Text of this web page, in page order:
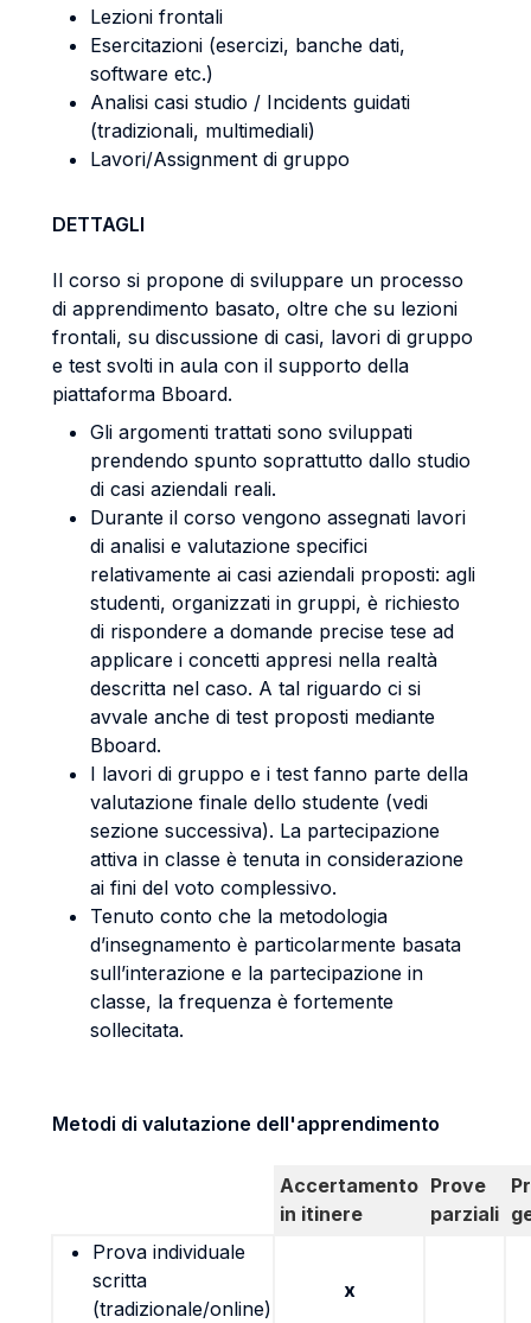
Lezioni frontali
Esercitazioni (esercizi, banche dati,
software etc.)
Analisi casi studio / Incidents guidati
(tradizionali, multimediali)
Lavori/Assignment di gruppo
DETTAGLI
Il corso si propone di sviluppare un processo
di apprendimento basato, oltre che su lezioni
frontali, su discussione di casi, lavori di gruppo
e test svolti in aula con il supporto della
piattaforma Bboard.
Gli argomenti trattati sono sviluppati
prendendo spunto soprattutto dallo studio
di casi aziendali reali.
Durante il corso vengono assegnati lavori
di analisi e valutazione specifici
relativamente ai casi aziendali proposti: agli
studenti, organizzati in gruppi, è richiesto
di rispondere a domande precise tese ad
applicare i concetti appresi nella realtà
descritta nel caso. A tal riguardo ci si
avvale anche di test proposti mediante
Bboard.
I lavori di gruppo e i test fanno parte della
valutazione finale dello studente (vedi
sezione successiva). La partecipazione
attiva in classe è tenuta in considerazione
ai fini del voto complessivo.
Tenuto conto che la metodologia
d’insegnamento è particolarmente basata
sull’interazione e la partecipazione in
classe, la frequenza è fortemente
sollecitata.
Metodi di valutazione dell'apprendimento
Accertamento
in itinere
Prove
parziali
Prova individuale
scritta
(tradizionale/online)
x